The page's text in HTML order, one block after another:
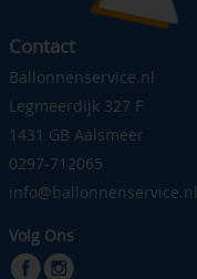
Contact
Ballonnenservice.nl
Legmeerdijk 327 F
1431 GB Aalsmeer
0297-712065
info@ballonnenservice.nl
Volg Ons